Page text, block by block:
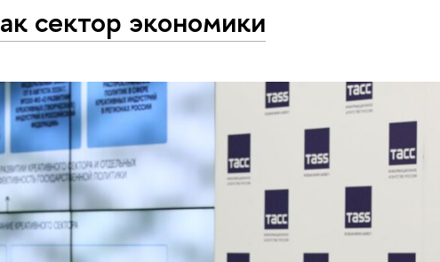
сектор экономики